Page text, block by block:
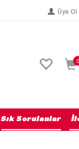
Üye Ol
0
Sık Sorulanlar